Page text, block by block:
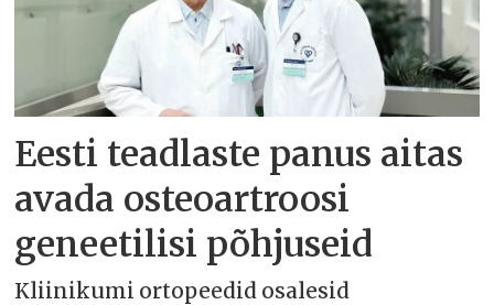
Eesti teadlaste panus aitas
avada osteoartroosi
geneetilisi põhjuseid
Kliinikumi ortopeedid osalesid